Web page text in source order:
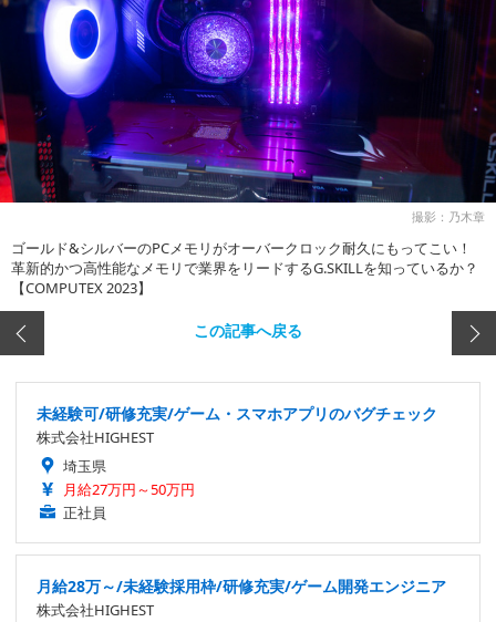
撮影：乃木章
ゴールド&シルバーのPCメモリがオーバークロック耐久にもってこい！
革新的かつ高性能なメモリで業界をリードするG.SKILLを知っているか？
【COMPUTEX 2023】
この記事へ戻る
未経験可/研修充実/ゲーム・スマホアプリのバグチェック
株式会社HIGHEST
埼玉県
月給27万円～50万円
正社員
月給28万～/未経験採用枠/研修充実/ゲーム開発エンジニア
株式会社HIGHEST